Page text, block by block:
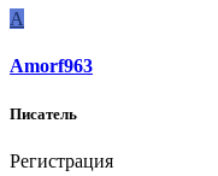
A
Amorf963
Писатель
Регистрация